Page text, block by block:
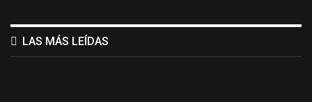
LAS MÁS LEÍDAS